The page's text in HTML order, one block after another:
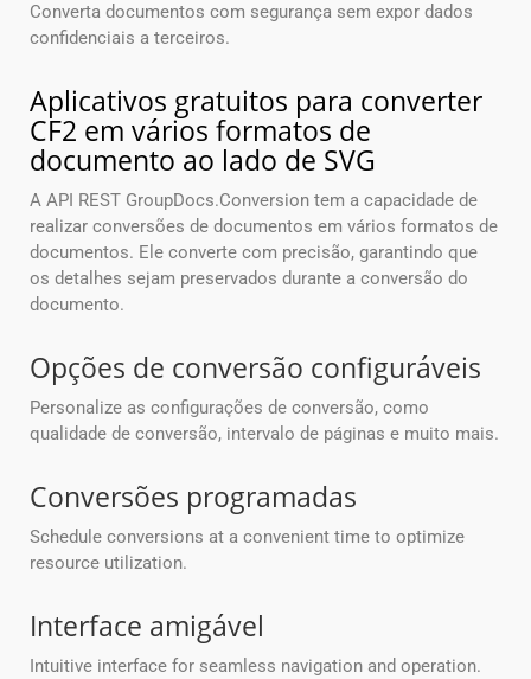
Converta documentos com segurança sem expor dados
confidenciais a terceiros.
Aplicativos gratuitos para converter
CF2 em vários formatos de
documento ao lado de SVG
A API REST GroupDocs.Conversion tem a capacidade de
realizar conversões de documentos em vários formatos de
documentos. Ele converte com precisão, garantindo que
os detalhes sejam preservados durante a conversão do
documento.
Opções de conversão configuráveis
Personalize as configurações de conversão, como
qualidade de conversão, intervalo de páginas e muito mais.
Conversões programadas
Schedule conversions at a convenient time to optimize
resource utilization.
Interface amigável
Intuitive interface for seamless navigation and operation.